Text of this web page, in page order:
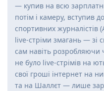
— купив на всю
потім і камеру, вступив
спортивних журналістів
live-стріми змагань — зі
сам навіть розробляючи
не було live-стрімів на
свої гроші інтернет на
та на Шаллєт — лише